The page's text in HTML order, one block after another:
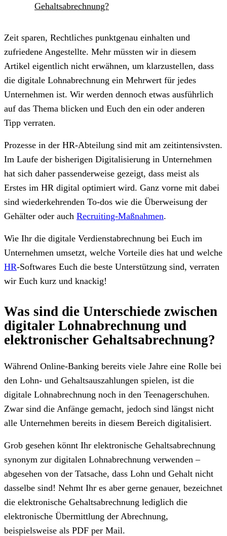
Gehaltsabrechnung?
Zeit sparen, Rechtliches punktgenau einhalten und
zufriedene Angestellte. Mehr müssten wir in diesem
Artikel eigentlich nicht erwähnen, um klarzustellen, dass
die digitale Lohnabrechnung ein Mehrwert für jedes
Unternehmen ist. Wir werden dennoch etwas ausführlich
auf das Thema blicken und Euch den ein oder anderen
Tipp verraten.
Prozesse in der HR-Abteilung sind mit am zeitintensivsten.
Im Laufe der bisherigen Digitalisierung in Unternehmen
hat sich daher passenderweise gezeigt, dass meist als
Erstes im HR digital optimiert wird. Ganz vorne mit dabei
sind wiederkehrenden To-dos wie die Überweisung der
Gehälter oder auch Recruiting-Maßnahmen.
Wie Ihr die digitale Verdienstabrechnung bei Euch im
Unternehmen umsetzt, welche Vorteile dies hat und welche
HR-Softwares Euch die beste Unterstützung sind, verraten
wir Euch kurz und knackig!
Was sind die Unterschiede zwischen
digitaler Lohnabrechnung und
elektronischer Gehaltsabrechnung?
Während Online-Banking bereits viele Jahre eine Rolle bei
den Lohn- und Gehaltsauszahlungen spielen, ist die
digitale Lohnabrechnung noch in den Teenagerschuhen.
Zwar sind die Anfänge gemacht, jedoch sind längst nicht
alle Unternehmen bereits in diesem Bereich digitalisiert.
Grob gesehen könnt Ihr elektronische Gehaltsabrechnung
synonym zur digitalen Lohnabrechnung verwenden –
abgesehen von der Tatsache, dass Lohn und Gehalt nicht
dasselbe sind! Nehmt Ihr es aber gerne genauer, bezeichnet
die elektronische Gehaltsabrechnung lediglich die
elektronische Übermittlung der Abrechnung,
beispielsweise als PDF per Mail.